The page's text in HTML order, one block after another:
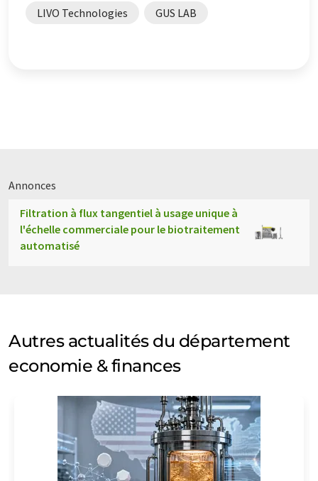
LIVO Technologies GUS LAB
Annonces
Filtration à flux tangentiel à usage unique à
l'échelle commerciale pour le biotraitement
automatisé
Autres actualités du département
economie & finances